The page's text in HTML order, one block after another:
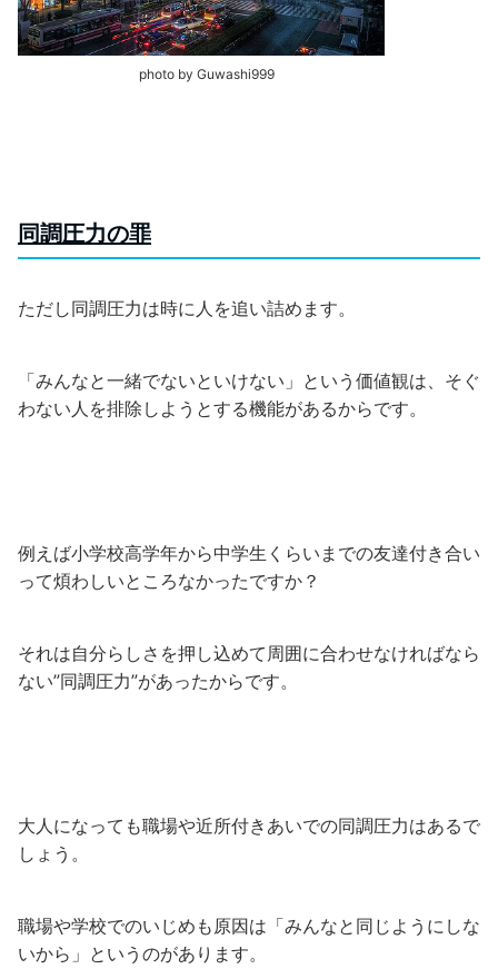
photo by Guwashi999
同調圧力の罪
ただし同調圧力は時に人を追い詰めます。
「みんなと一緒でないといけない」という価値観は、そぐ
わない人を排除しようとする機能があるからです。
例えば小学校高学年から中学生くらいまでの友達付き合い
って煩わしいところなかったですか？
それは自分らしさを押し込めて周囲に合わせなければなら
ない”同調圧力”があったからです。
大人になっても職場や近所付きあいでの同調圧力はあるで
しょう。
職場や学校でのいじめも原因は「みんなと同じようにしな
いから」というのがあります。